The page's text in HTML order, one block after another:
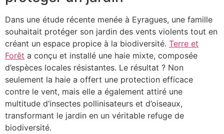
Dans une étude récente menée à Eyragues, une famille
souhaitait protéger son jardin des vents violents tout en
créant un espace propice à la biodiversité. Terre et
Forêt a conçu et installé une haie mixte, composée
d’espèces locales résistantes. Le résultat ? Non
seulement la haie a offert une protection efficace
contre le vent, mais elle a également attiré une
multitude d’insectes pollinisateurs et d’oiseaux,
transformant le jardin en un véritable refuge de
biodiversité.